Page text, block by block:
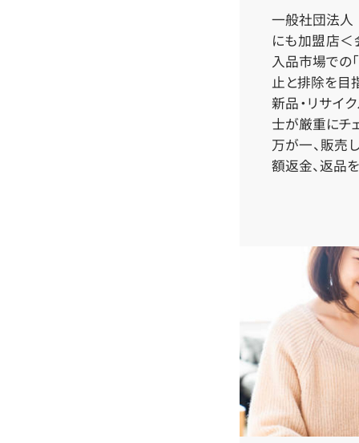
一般社団法人
にも加盟店＜
入品市場での
止と排除を目
新品・リサイ
士が厳重にチ
万が一、販売
額返金、返品